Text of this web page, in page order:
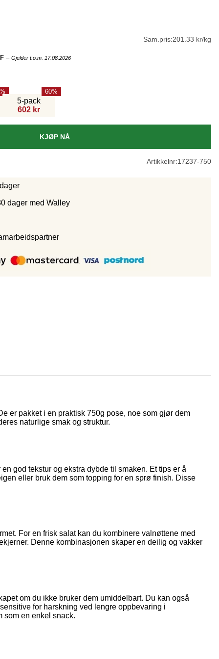
Sam.pris:201.33 kr/kg
– Gjelder t.o.m. 17.08.2026
5-pack
602 kr
60
KJØP NÅ
Artikkelnr:17237-750
dager med Walley
r
er pakket i en praktisk 750g pose, noe som gjør dem
naturlige smak og struktur.
god tekstur og ekstra dybde til smaken. Et tips er å
eller bruk dem som topping for en sprø finish. Disse
For en frisk salat kan du kombinere valnøttene med
Denne kombinasjonen skaper en deilig og vakker
om du ikke bruker dem umiddelbart. Du kan også
for harskning ved lengre oppbevaring i
som en enkel snack.